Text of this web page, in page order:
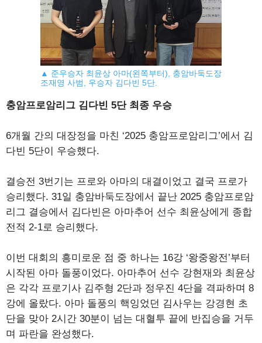
▲ 준우승자 최윤상 아마(왼쪽부터), 충암바둑도장
조재영 사범, 우승자 김다빈 5단.
충암프로암리그 김다빈 5단 최종 우승
6개월 간의 대장정을 마친 ‘2025 충암프로암리그’에서 김
다빈 5단이 우승했다.
결승전 3번기는 프로와 아마의 대결이었고 결국 프로가
승리했다. 31일 충암바둑도장에서 끝난 2025 충암프로암
리그 결승에서 김다빈은 아마추어 선수 최윤상에게 종합
전적 2-1로 승리했다.
이번 대회의 흥미로운 점 중 하나는 16강 ‘왕중왕전’부터
시작된 아마 돌풍이었다. 아마추어 선수 강현재와 최윤상
은 각각 프로기사 김주형 2단과 정우진 4단을 격파하며 8
강에 올랐다. 아마 돌풍의 핵잉었던 김사우는 강경현 초
단을 맞아 2시간 30분이 넘는 대혈투 끝에 반집승을 거두
며 파란을 완성했다.